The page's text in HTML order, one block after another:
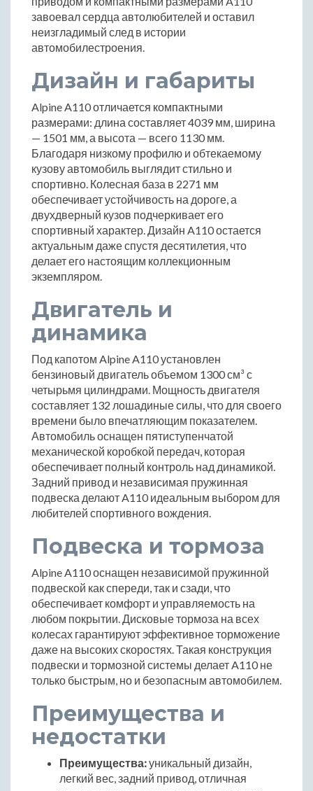
завоевал сердца автолюбителей и оставил
неизгладимый след в истории
автомобилестроения.
Дизайн и габариты
Alpine A110 отличается компактными
размерами: длина составляет 4039 мм, ширина
— 1501 мм, а высота — всего 1130 мм.
Благодаря низкому профилю и обтекаемому
кузову автомобиль выглядит стильно и
спортивно. Колесная база в 2271 мм
обеспечивает устойчивость на дороге, а
двухдверный кузов подчеркивает его
спортивный характер. Дизайн A110 остается
актуальным даже спустя десятилетия, что
делает его настоящим коллекционным
экземпляром.
Двигатель и
динамика
Под капотом Alpine A110 установлен
бензиновый двигатель объемом 1300 см³ с
четырьмя цилиндрами. Мощность двигателя
составляет 132 лошадиные силы, что для своего
времени было впечатляющим показателем.
Автомобиль оснащен пятиступенчатой
механической коробкой передач, которая
обеспечивает полный контроль над динамикой.
Задний привод и независимая пружинная
подвеска делают A110 идеальным выбором для
любителей спортивного вождения.
Подвеска и тормоза
Alpine A110 оснащен независимой пружинной
подвеской как спереди, так и сзади, что
обеспечивает комфорт и управляемость на
любом покрытии. Дисковые тормоза на всех
колесах гарантируют эффективное торможение
даже на высоких скоростях. Такая конструкция
подвески и тормозной системы делает A110 не
только быстрым, но и безопасным автомобилем.
Преимущества и
недостатки
Преимущества:уникальный дизайн,
легкий вес, задний привод, отличная